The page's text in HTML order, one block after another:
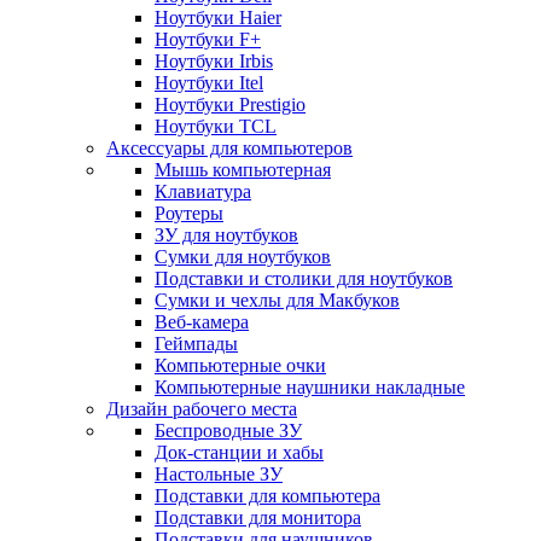
Ноутбуки Haier
Ноутбуки F+
Ноутбуки Irbis
Ноутбуки Itel
Ноутбуки Prestigio
Ноутбуки TCL
Аксессуары для компьютеров
Мышь компьютерная
Клавиатура
Роутеры
ЗУ для ноутбуков
Сумки для ноутбуков
Подставки и столики для ноутбуков
Сумки и чехлы для Макбуков
Веб-камера
Геймпады
Компьютерные очки
Компьютерные наушники накладные
Дизайн рабочего места
Беспроводные ЗУ
Док-станции и хабы
Настольные ЗУ
Подставки для компьютера
Подставки для монитора